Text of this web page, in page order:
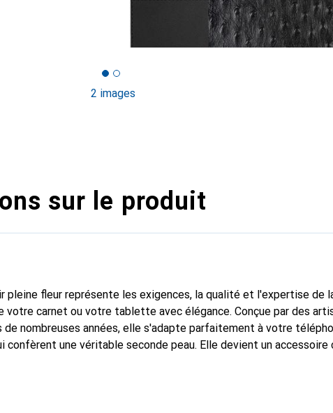
2 images
sur le produit
pleine fleur représente les exigences, la qualité et l'expertise de
votre carnet ou votre tablette avec élégance. Conçue par des
de nombreuses années, elle s'adapte parfaitement à votre
confèrent une véritable seconde peau. Elle devient un
choix sûr pour une clientèle exigeante.